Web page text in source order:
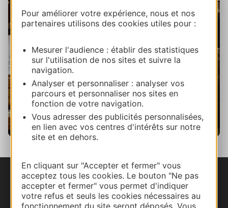
Pour améliorer votre expérience, nous et nos
partenaires utilisons des cookies utiles pour :
Mesurer l'audience : établir des statistiques
sur l'utilisation de nos sites et suivre la
navigation.
Analyser et personnaliser : analyser vos
parcours et personnaliser nos sites en
fonction de votre navigation.
Vous adresser des publicités personnalisées,
en lien avec vos centres d'intérêts sur notre
site et en dehors.
En cliquant sur "Accepter et fermer" vous
acceptez tous les cookies. Le bouton "Ne pas
accepter et fermer" vous permet d'indiquer
votre refus et seuls les cookies nécessaires au
fonctionnement du site seront déposés. Vous
Professionals met keurmerk
Kwaliteit Toerisme Occitanië
Zuid- Frankrijk